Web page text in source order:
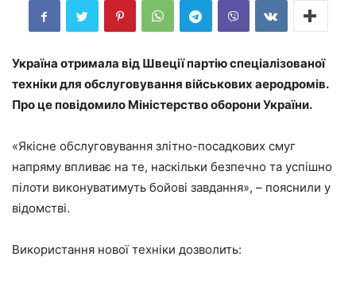
Україна отримала від Швеції партію спеціалізованої
техніки для обслуговування військових аеродромів.
Про це повідомило Міністерство оборони України.
«Якісне обслуговування злітно-посадкових смуг
напряму впливає на те, наскільки безпечно та успішно
пілоти виконуватимуть бойові завдання», – пояснили у
відомстві.
Використання нової техніки дозволить: